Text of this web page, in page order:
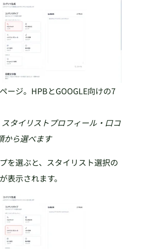
ージ。HPBとGOOGLE向けの7
タイリストプロフィール・口コ
から選べます
を選ぶと、スタイリスト選択の
表示されます。